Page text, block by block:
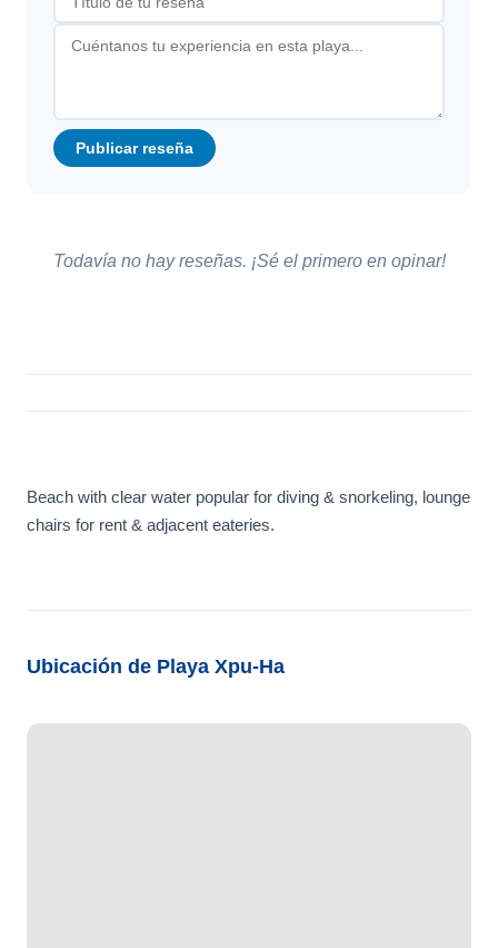
Publicar reseña
Todavía no hay reseñas. ¡Sé el primero en opinar!
Beach with clear water popular for diving & snorkeling, lounge
chairs for rent & adjacent eateries.
Ubicación de Playa Xpu-Ha